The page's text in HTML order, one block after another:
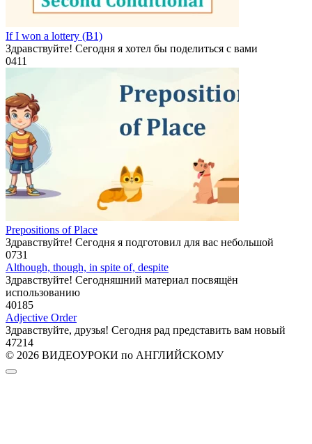
If I won a lottery (B1)
Здравствуйте! Сегодня я хотел бы поделиться с вами
0411
Prepositions of Place
Здравствуйте! Сегодня я подготовил для вас небольшой
0731
Although, though, in spite of, despite
Здравствуйте! Сегодняшний материал посвящён
использованию
40185
Adjective Order
Здравствуйте, друзья! Сегодня рад представить вам новый
47214
© 2026 ВИДЕОУРОКИ по АНГЛИЙСКОМУ